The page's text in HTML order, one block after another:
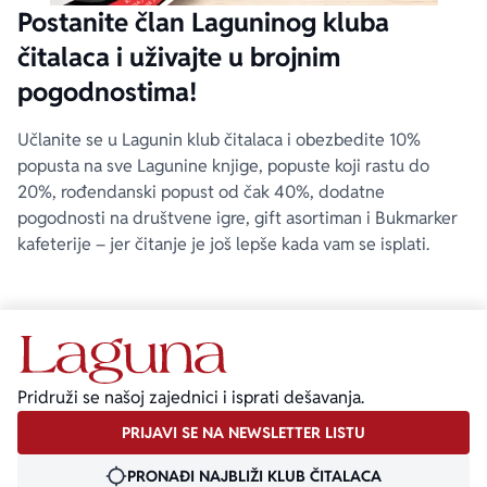
Postanite član Laguninog kluba
čitalaca i uživajte u brojnim
pogodnostima!
Učlanite se u Lagunin klub čitalaca i obezbedite 10%
popusta na sve Lagunine knjige, popuste koji rastu do
20%, rođendanski popust od čak 40%, dodatne
pogodnosti na društvene igre, gift asortiman i Bukmarker
kafeterije – jer čitanje je još lepše kada vam se isplati.
Pridruži se našoj zajednici i isprati dešavanja.
PRIJAVI SE NA NEWSLETTER LISTU
PRONAĐI NAJBLIŽI KLUB ČITALACA